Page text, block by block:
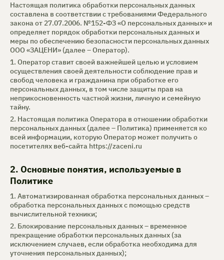
Настоящая политика обработки персональных данных
составлена в соответствии с требованиями Федерального
закона от 27.07.2006. №152-ФЗ «О персональных данных» и
определяет порядок обработки персональных данных и
меры по обеспечению безопасности персональных данных
ООО «ЗАЦЕНИ» (далее – Оператор).
1. Оператор ставит своей важнейшей целью и условием
осуществления своей деятельности соблюдение прав и
свобод человека и гражданина при обработке его
персональных данных, в том числе защиты прав на
неприкосновенность частной жизни, личную и семейную
тайну.
2. Настоящая политика Оператора в отношении обработки
персональных данных (далее – Политика) применяется ко
всей информации, которую Оператор может получить о
посетителях веб-сайта https://zaceni.ru
2. Основные понятия, используемые в
Политике
1. Автоматизированная обработка персональных данных –
обработка персональных данных с помощью средств
вычислительной техники;
2. Блокирование персональных данных – временное
прекращение обработки персональных данных (за
исключением случаев, если обработка необходима для
уточнения персональных данных);